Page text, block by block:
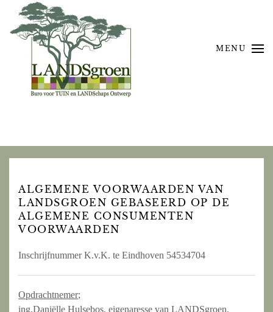
Skip to main content
MENU
ALGEMENE VOORWAARDEN VAN
LANDSGROEN GEBASEERD OP DE
ALGEMENE CONSUMENTEN
VOORWAARDEN
Inschrijfnummer K.v.K. te Eindhoven 54534704
Opdrachtnemer;
ing.Daniëlle Hulsebos, eigenaresse van LANDSgroen.